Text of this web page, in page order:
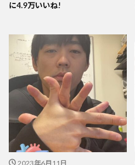
に4.9万いいね!
2023年6月11日